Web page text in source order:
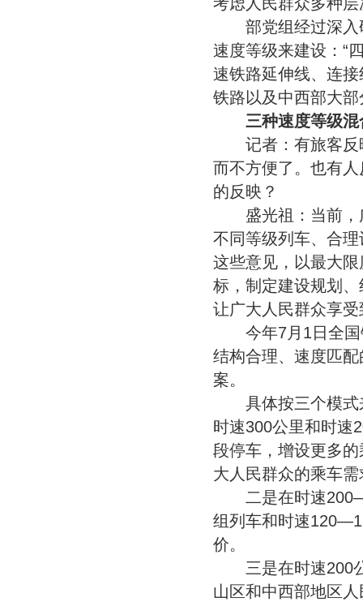
部党组经过深入
速度等级来建设：“
速铁路延伸线、连
铁路以及中西部大
三种速度等级
记者：有旅客反
而不方便了。也有
的反映？
盛光祖：当前，
不同等级列车、合
这些意见，以最大
标，制定建设规划
让广大人民群众享
今年7月1日全国
结构合理、速度匹
案。
具体按三个模式
时速300公里和时速
段停车，增设更多
大人民群众的乘车需
二是在时速
组列车和时速
价。
三是在时速200公
山区和中西部地区